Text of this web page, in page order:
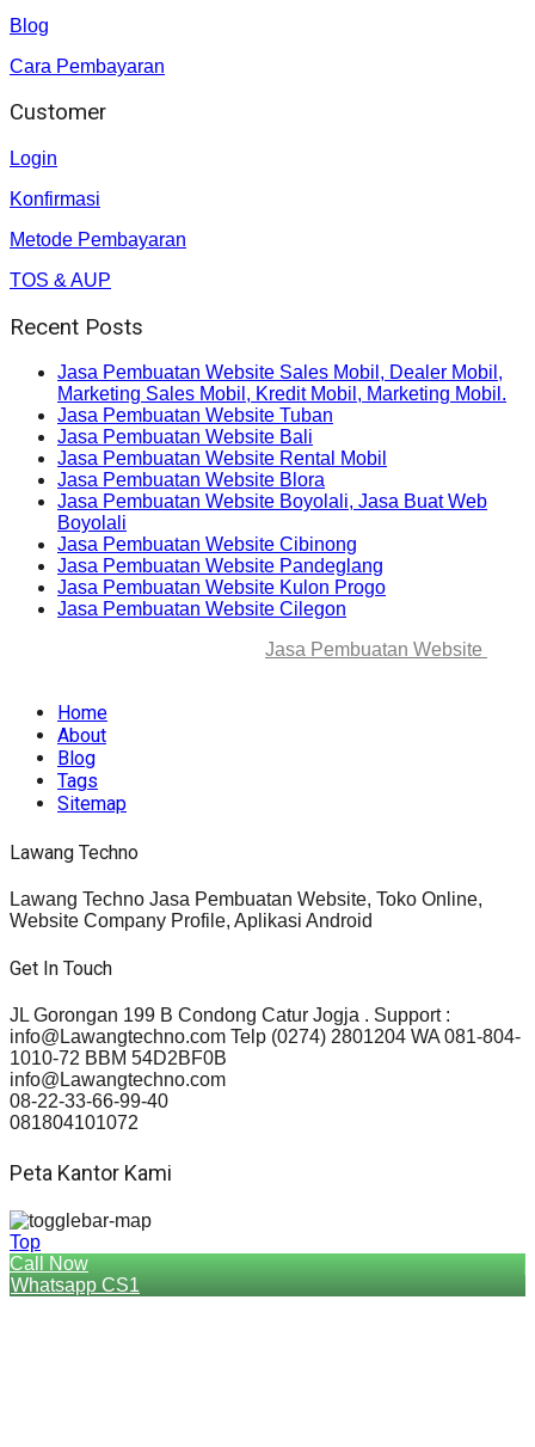
Blog
Cara Pembayaran
Customer
Login
Konfirmasi
Metode Pembayaran
TOS & AUP
Recent Posts
Jasa Pembuatan Website Sales Mobil, Dealer Mobil,
Marketing Sales Mobil, Kredit Mobil, Marketing Mobil.
Jasa Pembuatan Website Tuban
Jasa Pembuatan Website Bali
Jasa Pembuatan Website Rental Mobil
Jasa Pembuatan Website Blora
Jasa Pembuatan Website Boyolali, Jasa Buat Web
Boyolali
Jasa Pembuatan Website Cibinong
Jasa Pembuatan Website Pandeglang
Jasa Pembuatan Website Kulon Progo
Jasa Pembuatan Website Cilegon
Jasa Pembuatan Website
Home
About
Blog
Tags
Sitemap
Lawang Techno
Lawang Techno Jasa Pembuatan Website, Toko Online,
Website Company Profile, Aplikasi Android
Get In Touch
JL Gorongan 199 B Condong Catur Jogja . Support :
info@Lawangtechno.com Telp (0274) 2801204 WA 081-804-
1010-72 BBM 54D2BF0B
info@Lawangtechno.com
08-22-33-66-99-40
081804101072
Peta Kantor Kami
Top
Call Now
Whatsapp CS1